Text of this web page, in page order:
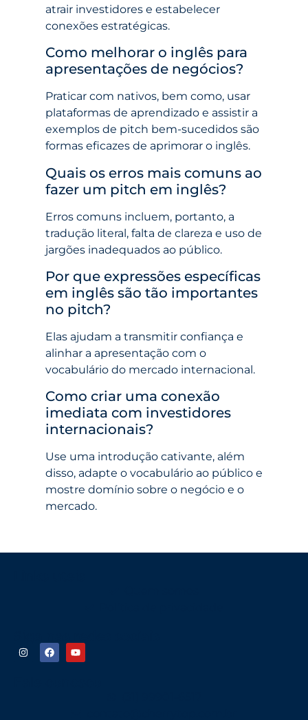
atrair investidores e estabelecer
conexões estratégicas.
Como melhorar o inglês para
apresentações de negócios?
Praticar com nativos, bem como, usar
plataformas de aprendizado e assistir a
exemplos de pitch bem-sucedidos são
formas eficazes de aprimorar o inglês.
Quais os erros mais comuns ao
fazer um pitch em inglês?
Erros comuns incluem, portanto, a
tradução literal, falta de clareza e uso de
jargões inadequados ao público.
Por que expressões específicas
em inglês são tão importantes
no pitch?
Elas ajudam a transmitir confiança e
alinhar a apresentação com o
vocabulário do mercado internacional.
Como criar uma conexão
imediata com investidores
internacionais?
Use uma introdução cativante, além
disso, adapte o vocabulário ao público e
mostre domínio sobre o negócio e o
mercado.